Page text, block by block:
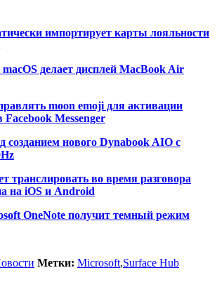
импортирует карты лояльности
делает дисплей MacBook Air
moon emoji для активации
Messenger
созданием нового Dynabook AIO с
транслировать во время разговора
на iOS и Android
OneNote получит темный режим
Метки: Microsoft,Surface Hub